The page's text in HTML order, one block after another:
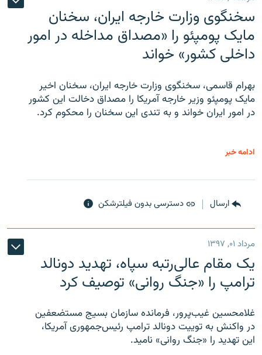
سخنگوی وزارت خارجه ایران، سخنان
مایک پومپئو را «مصداق مداخله در امور
داخلی کشور» خواند
بهرام قاسمی، سخنگوی وزارت خارجه ایران، سخنان اخیر
مایک پومپئو وزیر خارجه آمریکا را مصداق دخالت این کشور
در امور ایران خواند و به تندی این سخنان را محکوم کرد.
ادامه خبر
ارسال دسترسی بدون فیلترشکن
مرداد ۰۱, ۱۳۹۷
یک مقام عالی‌رتبه سپاه، تهدید دونالد
ترامپ را «جنگ روانی» توصیف کرد
غلامحسین غیب‌پرور، فرمانده سازمان بسیج مستضعفین
در واکنش به توییت دونالد ترامپ رئیس‌جمهوری آمریکا،
این تهدید را «جنگ روانی» نامید.